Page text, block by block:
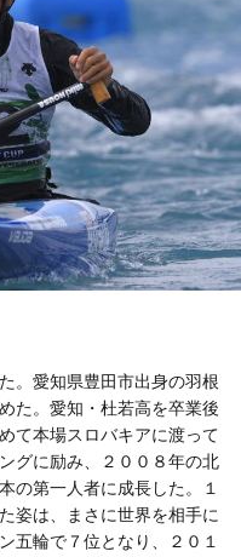
。愛知県豊田市出身の羽根
た。愛知・杜若高を卒業後
て本場スロバキアに渡って
グに励み、２００８年の北
の第一人者に成長した。１
姿は、まさに世界を相手に
五輪で７位となり、２０１